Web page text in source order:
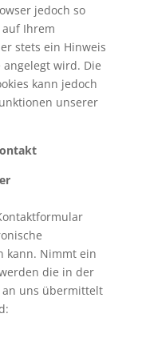
jedoch so
auf Ihrem
stets ein Hinweis
wird. Die
kann jedoch
unserer
kann. Nimmt ein
die in der
an uns übermittelt